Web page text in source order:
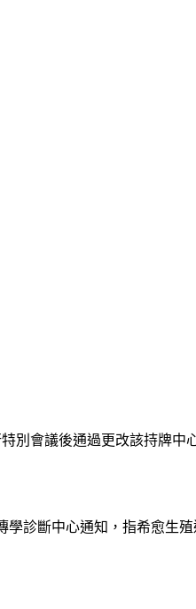
別會議後通過更改該持牌中
診斷中心通知，指希愈生